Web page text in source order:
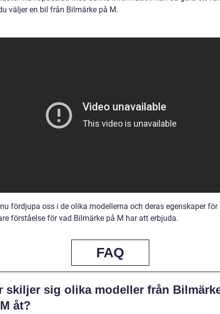
väljer en bil från Bilmärke på M.
fördjupa oss i de olika modellerna och deras egenskaper för
förståelse för vad Bilmärke på M har att erbjuda.
FAQ
skiljer sig olika modeller från
åt?